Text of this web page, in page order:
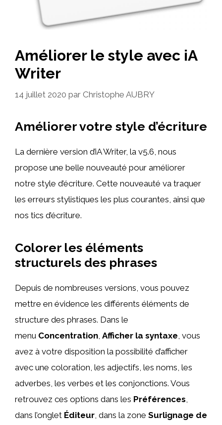
Améliorer le style avec iA
Writer
14 juillet 2020 par Christophe AUBRY
Améliorer votre style d’écriture
La dernière version d’iA Writer, la v5.6, nous
propose une belle nouveauté pour améliorer
notre style d’écriture. Cette nouveauté va traquer
les erreurs stylistiques les plus courantes, ainsi que
nos tics d’écriture.
Colorer les éléments
structurels des phrases
Depuis de nombreuses versions, vous pouvez
mettre en évidence les différents éléments de
structure des phrases. Dans le
menu Concentration Afficher la syntaxe , vous
avez à votre disposition la possibilité d’afficher
avec une coloration, les adjectifs, les noms, les
adverbes, les verbes et les conjonctions. Vous
retrouvez ces options dans les Préférences
dans l’onglet Éditeur , dans la zone Surlignage de